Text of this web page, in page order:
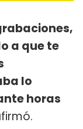
a que te
lo
horas